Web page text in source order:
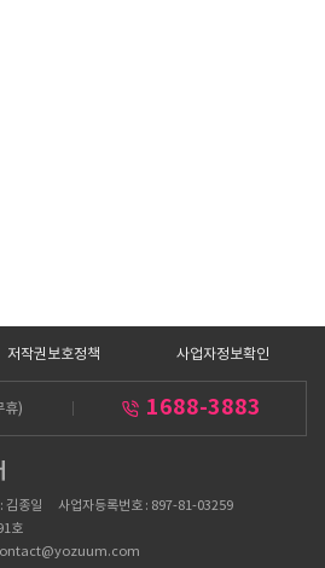
저작권보호정책 사업자정보확인
휴) 1688-3883
김종일
사업자등록번호 : 897-81-03259
호